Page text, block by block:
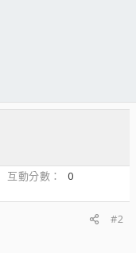
互動分數
0
#2